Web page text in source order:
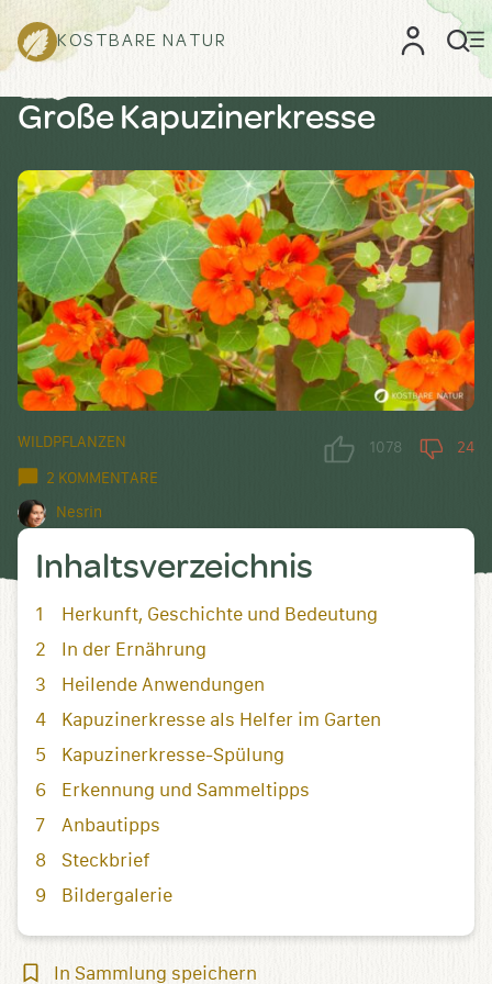
KOSTBARE NATUR
Große Kapuzinerkresse
WILDPFLANZEN
2 KOMMENTARE
Nesrin
1078 24
Inhaltsverzeichnis
Herkunft, Geschichte und Bedeutung
In der Ernährung
Heilende Anwendungen
Kapuzinerkresse als Helfer im Garten
Kapuzinerkresse-Spülung
Erkennung und Sammeltipps
Anbautipps
Steckbrief
Bildergalerie
In In Sammlung speichern